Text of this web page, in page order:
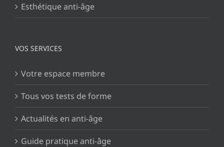
Esthétique anti-âge
VOS SERVICES
Votre espace membre
Tous vos tests de forme
Actualités en anti-âge
Guide pratique anti-âge